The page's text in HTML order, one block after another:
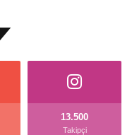
13.500
Takipçi